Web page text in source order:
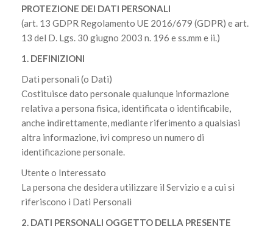
PROTEZIONE DEI DATI PERSONALI
(art. 13 GDPR Regolamento UE 2016/679 (GDPR) e art.
13 del D. Lgs. 30 giugno 2003 n. 196 e ss.mm e ii.)
1. DEFINIZIONI
Dati personali (o Dati)
Costituisce dato personale qualunque informazione
relativa a persona fisica, identificata o identificabile,
anche indirettamente, mediante riferimento a qualsiasi
altra informazione, ivi compreso un numero di
identificazione personale.
Utente o Interessato
La persona che desidera utilizzare il Servizio e a cui si
riferiscono i Dati Personali
2. DATI PERSONALI OGGETTO DELLA PRESENTE